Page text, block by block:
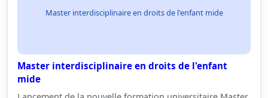
Master interdisciplinaire en droits de l'enfant mide
Master interdisciplinaire en droits de l'enfant
mide